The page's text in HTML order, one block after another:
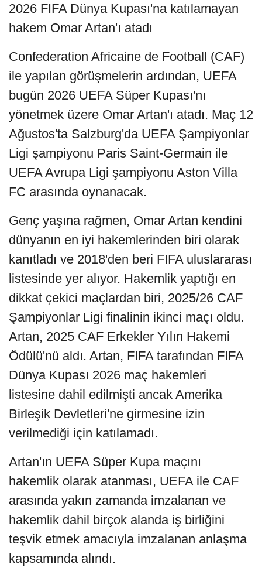
2026 FIFA Dünya Kupası'na katılamayan
hakem Omar Artan'ı atadı
Confederation Africaine de Football (CAF)
ile yapılan görüşmelerin ardından, UEFA
bugün 2026 UEFA Süper Kupası'nı
yönetmek üzere Omar Artan'ı atadı. Maç 12
Ağustos'ta Salzburg'da UEFA Şampiyonlar
Ligi şampiyonu Paris Saint-Germain ile
UEFA Avrupa Ligi şampiyonu Aston Villa
FC arasında oynanacak.
Genç yaşına rağmen, Omar Artan kendini
dünyanın en iyi hakemlerinden biri olarak
kanıtladı ve 2018'den beri FIFA uluslararası
listesinde yer alıyor. Hakemlik yaptığı en
dikkat çekici maçlardan biri, 2025/26 CAF
Şampiyonlar Ligi finalinin ikinci maçı oldu.
Artan, 2025 CAF Erkekler Yılın Hakemi
Ödülü'nü aldı. Artan, FIFA tarafından FIFA
Dünya Kupası 2026 maç hakemleri
listesine dahil edilmişti ancak Amerika
Birleşik Devletleri'ne girmesine izin
verilmediği için katılamadı.
Artan'ın UEFA Süper Kupa maçını
hakemlik olarak atanması, UEFA ile CAF
arasında yakın zamanda imzalanan ve
hakemlik dahil birçok alanda iş birliğini
teşvik etmek amacıyla imzalanan anlaşma
kapsamında alındı.